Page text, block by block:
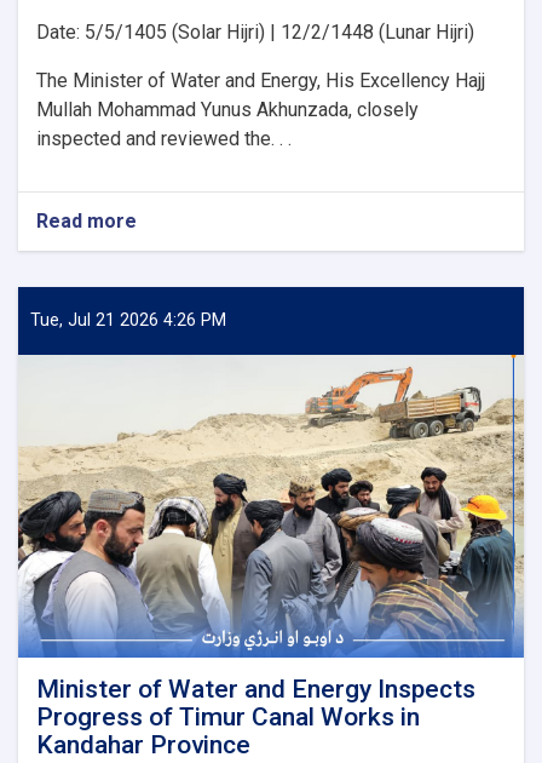
Date: 5/5/1405 (Solar Hijri) | 12/2/1448 (Lunar Hijri)
The Minister of Water and Energy, His Excellency Hajj
Mullah Mohammad Yunus Akhunzada, closely
inspected and reviewed the. . .
Read more
Water
and
the
500
kV
Arghandi
Substation
Project
Tue, Jul 21 2026 4:26 PM
Minister of Water and Energy Inspects
Progress of Timur Canal Works in
Kandahar Province